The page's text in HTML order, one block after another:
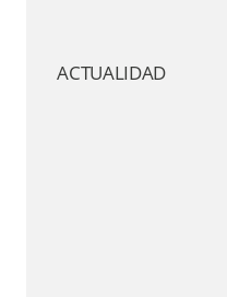
ACTUALIDAD